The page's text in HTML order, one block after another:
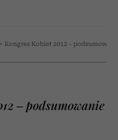
Kongres Kobiet 2012 –
– podsumowanie